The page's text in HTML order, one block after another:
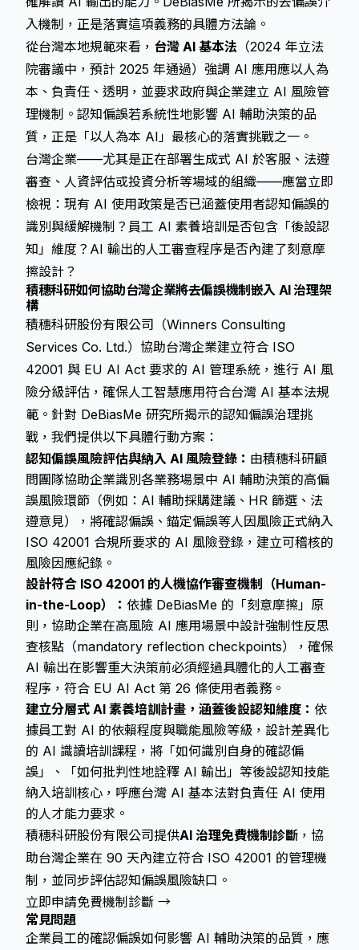
入機制，正是落實這項義務的具體方法論。
從台灣本地規範來看， 台灣 AI 基本法 （2024 年立法
院審議中，預計 2025 年通過）強調 AI 應用應以人為
本、負責任、透明，並要求政府與企業建立 AI 風險管
理機制。認知偏誤若系統性地影響 AI 輔助決策的品
質，正是「以人為本 AI」最核心的落實挑戰之一。
台灣企業——尤其是正在部署生成式 AI 於客服、法遵
審查、人資評估或投資分析等場域的組織——應當立即
檢視：現有 AI 使用政策是否已涵蓋使用者認知偏誤的
識別與緩解機制？員工 AI 素養培訓是否包含「後設認
知」維度？AI 輸出的人工審查程序是否內建了刻意摩
擦設計？
積穗科研如何協助台灣企業將去偏誤機制嵌入 AI 治理架
構
積穗科研股份有限公司（Winners Consulting
Services Co. Ltd.）協助台灣企業建立符合 ISO
42001 與 EU AI Act 要求的 AI 管理系統，進行 AI 風
險分級評估，確保人工智慧應用符合台灣 AI 基本法規
範。針對 DeBiasMe 研究所揭示的認知偏誤治理挑
戰，我們提供以下具體行動方案：
認知偏誤風險評估與納入 AI 風險登錄： 由積穗科研顧
問團隊協助企業識別各業務場景中 AI 輔助決策的高偏
誤風險環節（例如：AI 輔助採購建議、HR 篩選、法
遵意見），將確認偏誤、錨定偏誤等人因風險正式納入
ISO 42001 合規所要求的 AI 風險登錄，建立可稽核的
風險因應紀錄。
設計符合 ISO 42001 的人機協作審查機制（Human-
in-the-Loop）： 依據 DeBiasMe 的「刻意摩擦」原
則，協助企業在高風險 AI 應用場景中設計強制性反思
查核點（mandatory reflection checkpoints），確保
AI 輸出在影響重大決策前必須經過具體化的人工審查
程序，符合 EU AI Act 第 26 條使用者義務。
建立分層式 AI 素養培訓計畫，涵蓋後設認知維度： 依
據員工對 AI 的依賴程度與職能風險等級，設計差異化
的 AI 識讀培訓課程，將「如何識別自身的確認偏
誤」、「如何批判性地詮釋 AI 輸出」等後設認知技能
納入培訓核心，呼應台灣 AI 基本法對負責任 AI 使用
的人才能力要求。
積穗科研股份有限公司提供AI 治理免費機制診斷 ，協
助台灣企業在 90 天內建立符合 ISO 42001 的管理機
制，並同步評估認知偏誤風險缺口。
立即申請免費機制診斷 →
常見問題
企業員工的確認偏誤如何影響 AI 輔助決策的品質，應